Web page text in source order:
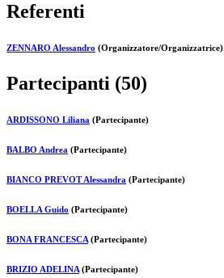
Referenti
ZENNARO Alessandro (Organizzatore/Organizzatrice)
Partecipanti (50)
ARDISSONO Liliana (Partecipante)
BALBO Andrea (Partecipante)
BIANCO PREVOT Alessandra (Partecipante)
BOELLA Guido (Partecipante)
BONA FRANCESCA (Partecipante)
BRIZIO ADELINA (Partecipante)